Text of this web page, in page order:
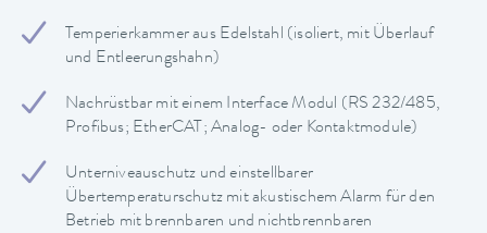
Temperierkammer aus Edelstahl (isoliert, mit Überlauf
und Entleerungshahn)
Nachrüstbar mit einem Interface Modul (RS 232/485,
Profibus; EtherCAT; Analog- oder Kontaktmodule)
Unterniveauschutz und einstellbarer
Übertemperaturschutz mit akustischem Alarm für den
Betrieb mit brennbaren und nichtbrennbaren